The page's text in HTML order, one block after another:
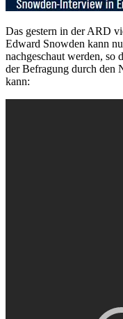
Das gestern in der ARD
Edward Snowden kann
nachgeschaut werden, so
der Befragung durch den
kann: